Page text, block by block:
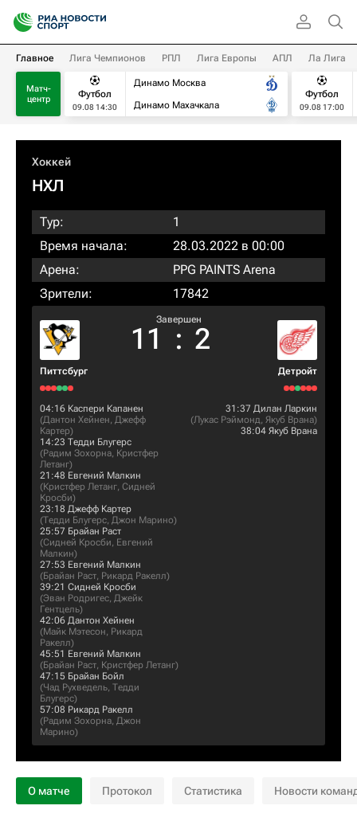
Главное Лига Чемпионов РПЛ Лига Европы АПЛ Ла Лига
Матч-
центр
Футбол
09.08 14:30
Динамо Москва
Динамо Махачкала
Футбол
09.08 17:00
Хоккей
НХЛ
Тур:
1
Время начала:
28.03.2022 в 00:00
Арена:
PPG PAINTS Arena
Зрители:
17842
Питтсбург
Завершен
11 : 2
Детройт
04:16 Каспери Капанен
(Дантон Хейнен, Джефф
Картер)
14:23 Тедди Блугерс
(Радим Зохорна, Кристфер
Летанг)
21:48 Евгений Малкин
(Кристфер Летанг, Сидней
Кросби)
23:18 Джефф Картер
(Тедди Блугерс, Джон Марино)
25:57 Брайан Раст
(Сидней Кросби, Евгений
Малкин)
27:53 Евгений Малкин
(Брайан Раст, Рикард Ракелл)
39:21 Сидней Кросби
(Эван Родригес, Джейк
Гентцель)
42:06 Дантон Хейнен
(Майк Мэтесон, Рикард
Ракелл)
45:51 Евгений Малкин
(Брайан Раст, Кристфер Летанг)
47:15 Брайан Бойл
(Чад Рухведель, Тедди
Блугерс)
57:08 Рикард Ракелл
(Радим Зохорна, Джон
Марино)
31:37 Дилан Ларкин
(Лукас Рэймонд, Якуб Врана)
38:04 Якуб Врана
О матче Протокол Статистика Новости